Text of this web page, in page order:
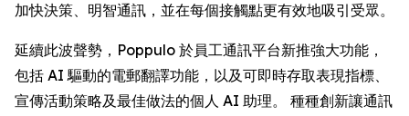
加快決策、明智通訊，並在每個接觸點更有效地吸引受眾。
延續此波聲勢，Poppulo 於員工通訊平台新推強大功能，
包括 AI 驅動的電郵翻譯功能，以及可即時存取表現指標、
宣傳活動策略及最佳做法的個人 AI 助理。 種種創新讓通訊